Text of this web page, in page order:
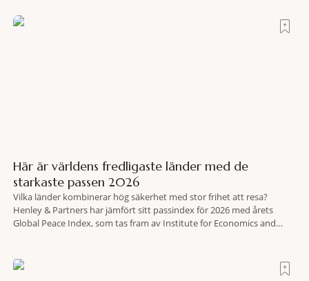
Här är världens fredligaste länder med de
starkaste passen 2026
Vilka länder kombinerar hög säkerhet med stor frihet att resa?
Henley & Partners har jämfört sitt passindex för 2026 med årets
Global Peace Index, som tas fram av Institute for Economics and